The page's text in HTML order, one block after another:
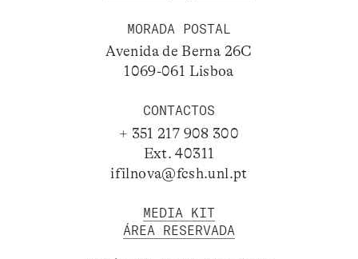
MORADA POSTAL
Avenida de Berna 26C
1069-061 Lisboa
CONTACTOS
+ 351 217 908 300
Ext. 40311
ifilnova@fcsh.unl.pt
MEDIA KIT
ÁREA RESERVADA